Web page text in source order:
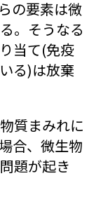
の要素は微
。そうなる
当て(免疫
る)は放棄
質まみれに
合、微生物
題が起き